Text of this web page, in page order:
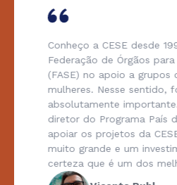
Conheço a CESE desde
Federação de Órgãos para
(FASE) no apoio a grupos
mulheres. Nesse sentido, foi
absolutamente importante.
diretor do Programa País da
apoiar os projetos da CESE
muito grande e um
certeza que é um dos